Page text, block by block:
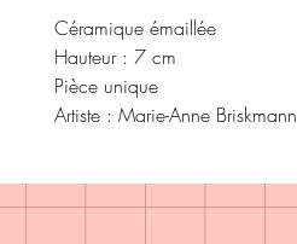
Céramique émaillée
Hauteur : 7 cm
Pièce unique
Artiste : Marie-Anne Briskmann